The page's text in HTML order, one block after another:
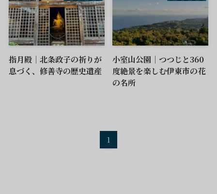
指月殿｜北条政子の祈りが
息づく、修善寺の歴史遺産
小室山公園｜つつじと360
度絶景を楽しむ伊東市の花
の名所
1